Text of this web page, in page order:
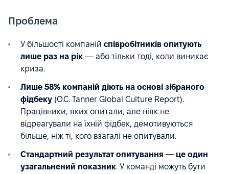
Проблема
У більшості компаній співробітників опитують
лише раз на рік — або тільки тоді, коли виникає
криза.
Лише 58% компаній діють на основі зібраного
фідбеку (O.C. Tanner Global Culture Report).
Працівники, яких опитали, але ніяк не
відреагували на їхній фідбек, демотивуються
більше, ніж ті, кого взагалі не опитували.
Стандартний результат опитування — це один
узагальнений показник. У команді можуть бути